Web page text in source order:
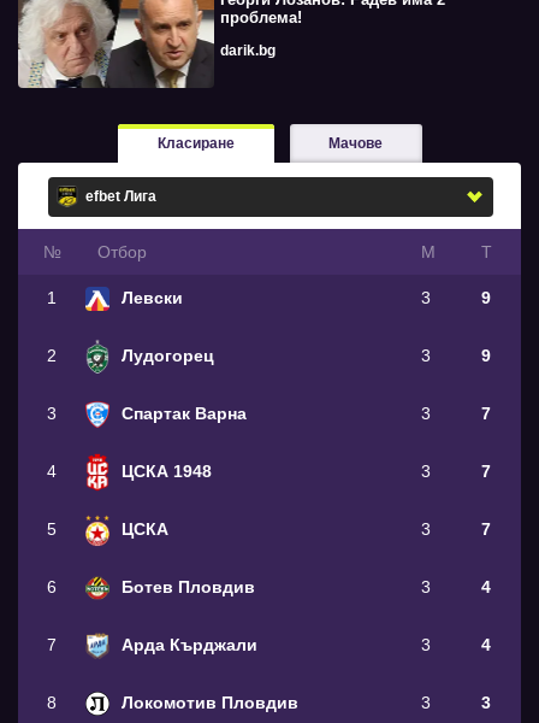
проблема!
darik.bg
Класиране Мачове
№ Oтбор М Т
1 Левски 3 9
2 Лудогорец 3 9
3 Спартак Варна 3 7
4 ЦСКА 1948 3 7
5 ЦСКА 3 7
6 Ботев Пловдив 3 4
7 Арда Кърджали 3 4
8 Локомотив Пловдив 3 3